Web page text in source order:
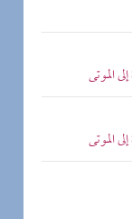
الموتى
الموتى